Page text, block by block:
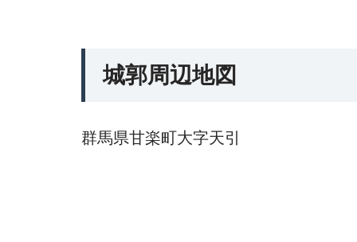
城郭周辺地図
群馬県甘楽町大字天引